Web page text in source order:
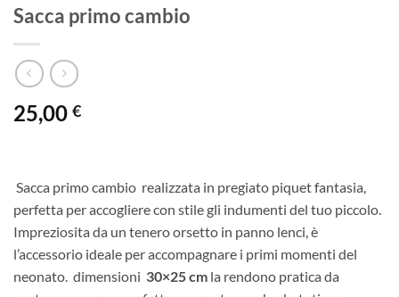
Sacca primo cambio
25,00 €
Sacca primo cambio realizzata in pregiato piquet fantasia,
perfetta per accogliere con stile gli indumenti del tuo piccolo.
Impreziosita da un tenero orsetto in panno lenci, è
l’accessorio ideale per accompagnare i primi momenti del
neonato. dimensioni 30×25 cm la rendono pratica da